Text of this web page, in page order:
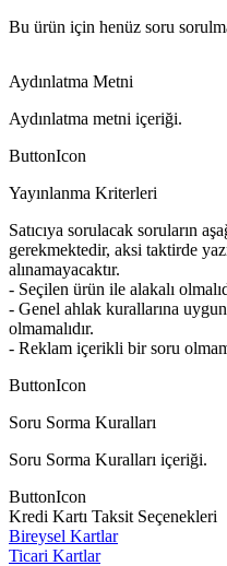
Bu ürün için henüz soru
Aydınlatma Metni
Aydınlatma metni içeriği.
ButtonIcon
Yayınlanma Kriterleri
Satıcıya sorulacak soruların
gerekmektedir, aksi taktirde
alınamayacaktır.
- Seçilen ürün ile alakalı
- Genel ahlak kurallarına
olmamalıdır.
- Reklam içerikli bir soru
ButtonIcon
Soru Sorma Kuralları
Soru Sorma Kuralları içeriği.
ButtonIcon
Kredi Kartı Taksit Seçenekleri
Bireysel Kartlar
Ticari Kartlar